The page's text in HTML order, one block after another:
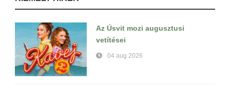
Az Úsvit mozi augusztusi
vetítései
04 aug 2026